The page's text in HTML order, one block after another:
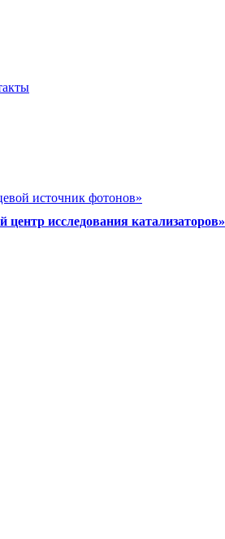
источник фотонов»
исследования катализаторов»